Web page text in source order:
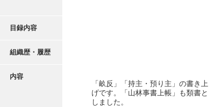
御在所書簡録
目録内容
組織歴・履歴
内容
「畝反」「持主・預り主」の書き上
げです。「山林事書上帳」も類書と
しました。